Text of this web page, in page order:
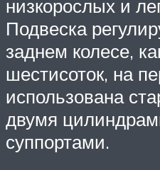
низкорослых и
Подвеска
заднем колесе,
шестисоток, на
использована
двумя
суппортами.